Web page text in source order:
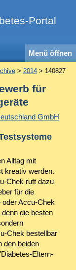
Portal
Menü öffnen
> 2014> 140827
für
GmbH
Alltag mit
kreativ werden.
Chek ruft dazu
für die
Accu-Chek
die besten
Chek bestellbar
den beiden
Eltern-